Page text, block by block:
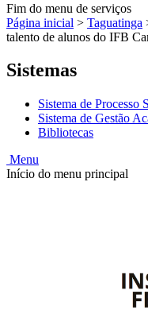
Fim do menu de serviços
Página inicial > Taguatinga
talento de alunos do IFB
Sistemas
Sistema de Processo
Sistema de Gestão
Bibliotecas
Menu
Início do menu principal